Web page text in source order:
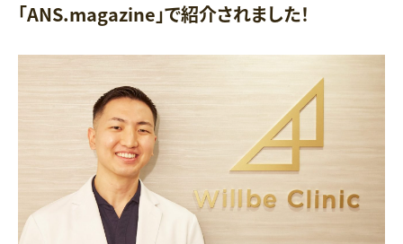
「ANS.magazine」で紹介されました！